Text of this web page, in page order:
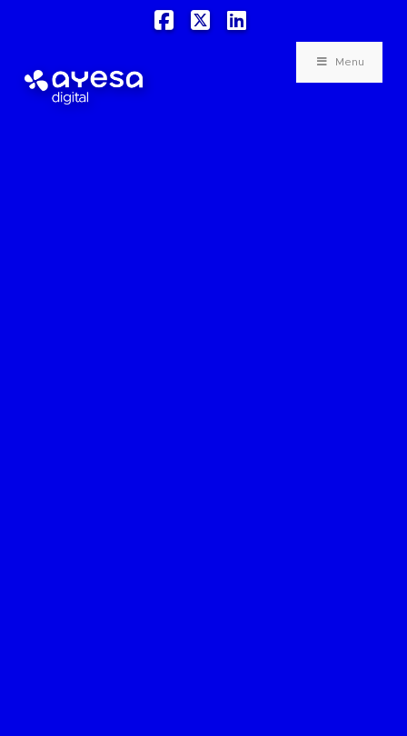
Facebook
X LinkedIn
Menu